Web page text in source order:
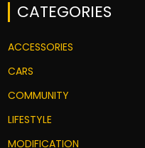
CATEGORIES
ACCESSORIES
CARS
COMMUNITY
LIFESTYLE
MODIFICATION